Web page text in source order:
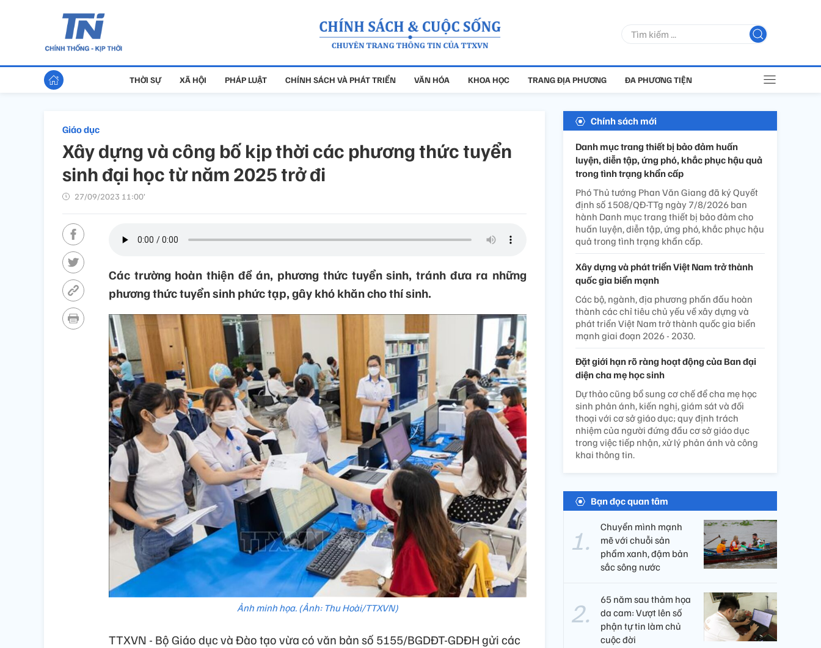
THỜI SỰ XÃ HỘI PHÁP LUẬT CHÍNH SÁCH VÀ PHÁT TRIỂN VĂN HÓA KHOA HỌC TRANG ĐỊA PHƯƠNG ĐA PHƯƠNG TIỆN
Giáo dục
Xây dựng và công bố kịp thời các phương thức tuyển
sinh đại học từ năm 2025 trở đi
27/09/2023 11:00’
Các trường hoàn thiện đề án, phương thức tuyển sinh, tránh đưa ra những
phương thức tuyển sinh phức tạp, gây khó khăn cho thí sinh.
Ảnh minh họa. (Ảnh: Thu Hoài/TTXVN)
TTXVN - Bộ Giáo dục và Đào tạo vừa có văn bản số 5155/BGDĐT-GDĐH gửi các
Chính sách mới
Danh mục trang thiết bị bảo đảm huấn
luyện, diễn tập, ứng phó, khắc phục hậu quả
trong tình trạng khẩn cấp
Phó Thủ tướng Phan Văn Giang đã ký Quyết
định số 1508/QĐ-TTg ngày 7/8/2026 ban
hành Danh mục trang thiết bị bảo đảm cho
huấn luyện, diễn tập, ứng phó, khắc phục hậu
quả trong tình trạng khẩn cấp.
Xây dựng và phát triển Việt Nam trở thành
quốc gia biển mạnh
Các bộ, ngành, địa phương phấn đấu hoàn
thành các chỉ tiêu chủ yếu về xây dựng và
phát triển Việt Nam trở thành quốc gia biển
mạnh giai đoạn 2026 - 2030.
Đặt giới hạn rõ ràng hoạt động của Ban đại
diện cha mẹ học sinh
Dự thảo cũng bổ sung cơ chế để cha mẹ học
sinh phản ánh, kiến nghị, giám sát và đối
thoại với cơ sở giáo dục; quy định trách
nhiệm của người đứng đầu cơ sở giáo dục
trong việc tiếp nhận, xử lý phản ánh và công
khai thông tin.
Bạn đọc quan tâm
Chuyển mình mạnh
mẽ với chuỗi sản
phẩm xanh, đậm bản
sắc sông nước
65 năm sau thảm họa
da cam: Vượt lên số
phận tự tin làm chủ
cuộc đời